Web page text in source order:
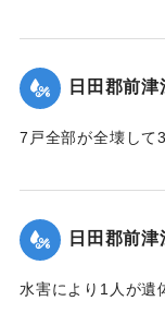
｜固有コード:
日田郡前
7戸全部が全壊して
｜固有コード:
日田郡前
水害により1人が遺